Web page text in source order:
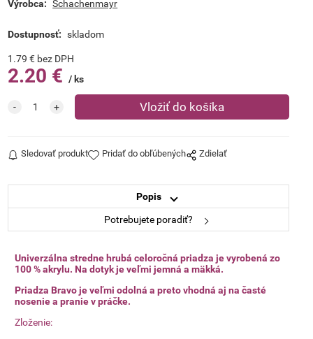
Výrobca: Schachenmayr
Dostupnosť: skladom
1.79 € bez DPH
2.20 € ks
Sledovať produkt Pridať do obľúbených Zdielať
Popis
Potrebujete poradiť?
Univerzálna stredne hrubá celoročná priadza je vyrobená zo
100 % akrylu. Na dotyk je veľmi jemná a mäkká.
Priadza Bravo je veľmi odolná a preto vhodná aj na časté
nosenie a pranie v práčke.
Zloženie: